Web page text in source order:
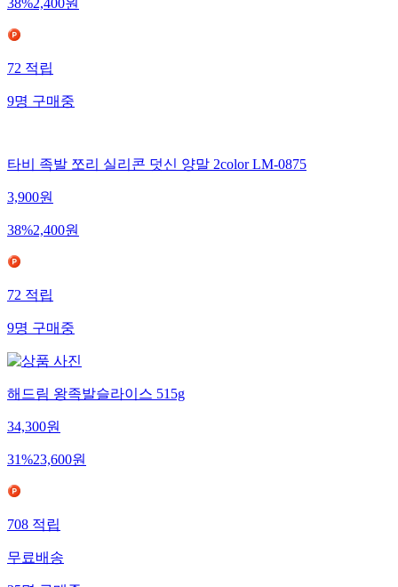
38%2,400원
72적립
9명구매중
타비 족발 쪼리 실리콘 덧신 양말 2color LM-0875
3,900원
38%2,400원
72적립
9명구매중
해드림 왕족발슬라이스 515g
34,300원
31%23,600원
708적립
무료배송